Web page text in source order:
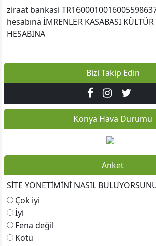
ziraat bankasi
hesabına İMRENLER KASABASI
HESABINA
İMRENLER KÜLTÜR VE DAYANIŞMA
www.imrenlerdernek.org
Faruk ANILSIN: 0532 325 6309
Abdullah uslu:0539 584 53 08
İdris EMEKSİZ: 0537 630 2371
Adem ANIL: 0535 875 1231
*******************************
Rıdvan PEKDEMİR: 0543 309 2029
İMRENLER KASABASI KÜLTÜR VE
BANKA HESABI
Ziraat Bankası - Siyavuşpaşa /
Bizi Takip Edin
Konya Hava Durumu
Anket
SİTE YÖNETİMİNİ NASIL
Çok iyi
İyi
Fena değil
Kötü